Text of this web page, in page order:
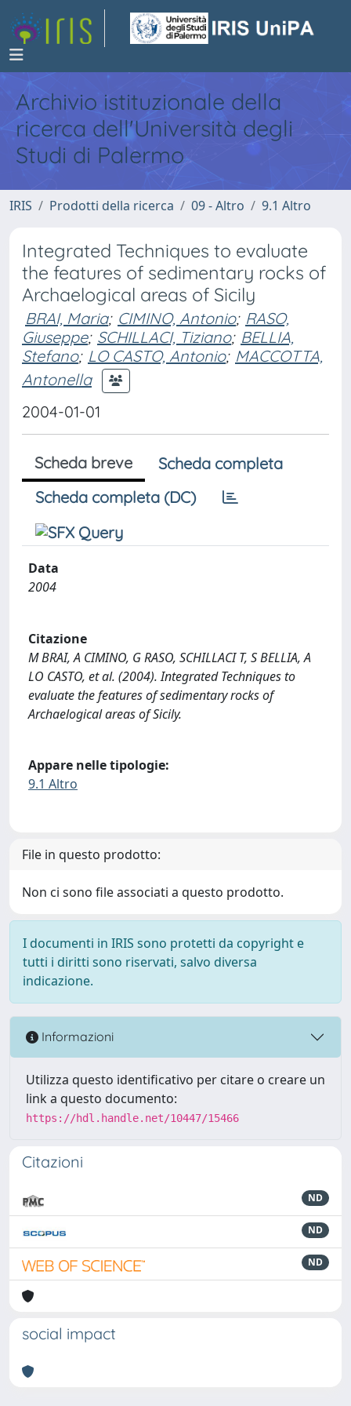
Archivio istituzionale della
ricerca dell'Università degli
Studi di Palermo
IRIS Prodotti della ricerca 09 - Altro 9.1 Altro
Integrated Techniques to evaluate
the features of sedimentary rocks of
Archaelogical areas of Sicily
BRAI, Maria; CIMINO, Antonio; RASO,
Giuseppe; SCHILLACI, Tiziano; BELLIA,
Stefano; LO CASTO, Antonio; MACCOTTA,
Antonella
2004-01-01
Scheda breve
Scheda completa
Scheda completa (DC)
Data
2004
Citazione
M BRAI, A CIMINO, G RASO, SCHILLACI T, S BELLIA, A
LO CASTO, et al. (2004). Integrated Techniques to
evaluate the features of sedimentary rocks of
Archaelogical areas of Sicily.
Appare nelle tipologie:
9.1 Altro
File in questo prodotto:
Non ci sono file associati a questo prodotto.
I documenti in IRIS sono protetti da copyright e
tutti i diritti sono riservati, salvo diversa
indicazione.
Informazioni
Utilizza questo identificativo per citare o creare un
link a questo documento:
https://hdl.handle.net/10447/15466
Citazioni
ND
ND
ND
social impact